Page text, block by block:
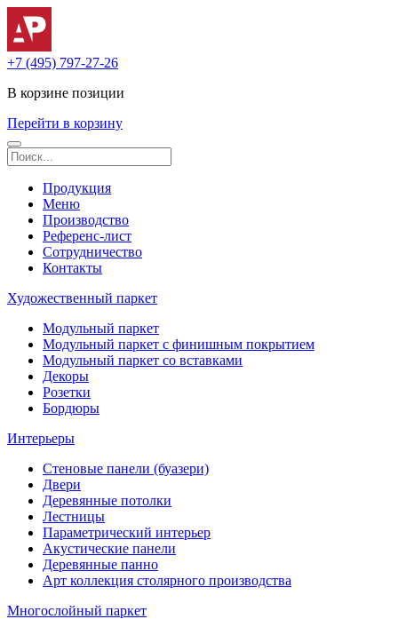
+7 (495) 797-27-26
В корзине позиции
Перейти в корзину
Продукция
Меню
Производство
Референс-лист
Сотрудничество
Контакты
Художественный паркет
Модульный паркет
Модульный паркет с финишным покрытием
Модульный паркет со вставками
Декоры
Розетки
Бордюры
Интерьеры
Стеновые панели (буазери)
Двери
Деревянные потолки
Лестницы
Параметрический интерьер
Акустические панели
Деревянные панно
Арт коллекция столярного производства
Многослойный паркет